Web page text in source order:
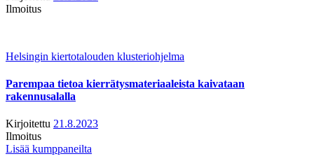
Ilmoitus
Helsingin kiertotalouden klusteriohjelma
Parempaa tietoa kierrätysmateriaaleista kaivataan
rakennusalalla
Kirjoitettu 21.8.2023
Ilmoitus
Lisää kumppaneilta